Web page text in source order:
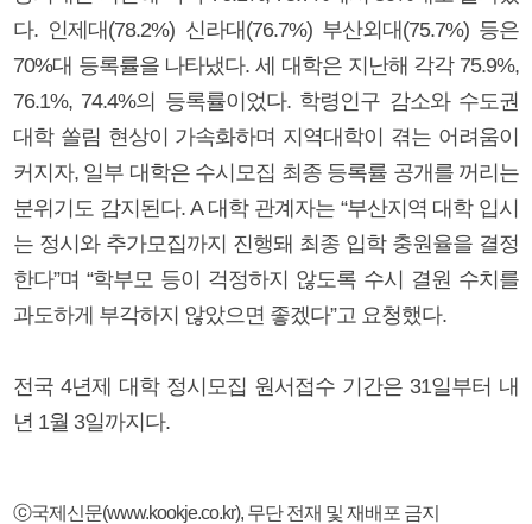
다. 인제대(78.2%) 신라대(76.7%) 부산외대(75.7%) 등은
70%대 등록률을 나타냈다. 세 대학은 지난해 각각 75.9%,
76.1%, 74.4%의 등록률이었다. 학령인구 감소와 수도권
대학 쏠림 현상이 가속화하며 지역대학이 겪는 어려움이
커지자, 일부 대학은 수시모집 최종 등록률 공개를 꺼리는
분위기도 감지된다. A 대학 관계자는 “부산지역 대학 입시
는 정시와 추가모집까지 진행돼 최종 입학 충원율을 결정
한다”며 “학부모 등이 걱정하지 않도록 수시 결원 수치를
과도하게 부각하지 않았으면 좋겠다”고 요청했다.
전국 4년제 대학 정시모집 원서접수 기간은 31일부터 내
년 1월 3일까지다.
ⓒ국제신문(www.kookje.co.kr), 무단 전재 및 재배포 금지